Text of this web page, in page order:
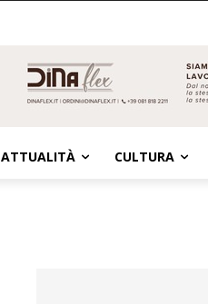
ATTUALITÀ CULTURA